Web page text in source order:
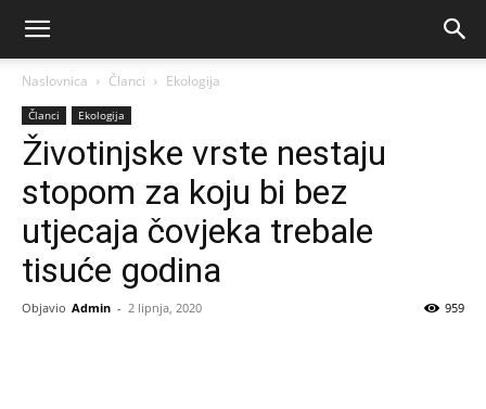
Naslovnica Članci Ekologija
Članci Ekologija
Životinjske vrste nestaju
stopom za koju bi bez
utjecaja čovjeka trebale
tisuće godina
Objavio Admin - 2 lipnja, 2020 959